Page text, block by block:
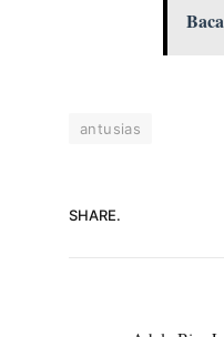
antusias
SHARE.